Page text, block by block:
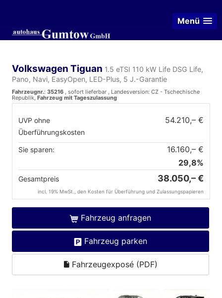
Menü
Volkswagen Tiguan 1.5 eTSI 110 kW Life DSG Life,
Pano, Navi, EasyOpen, LED-Plus, 5 J.-Garantie
Fahrzeugnr.: 35216 , sofort lieferbar , Landesversion: CZ - Tschechische
Republik, Fahrzeug mit Tageszulassung
UVP ohne
Überführungskosten
54.210,– €
Sie sparen:
16.160,– €
29,8%
Gesamtpreis 38.050,– €
incl. 19% MwSt., den Kosten für Überführung und Zulassungspapieren
Fahrzeug anfragen
Fahrzeug parken
Fahrzeugexposé (PDF)